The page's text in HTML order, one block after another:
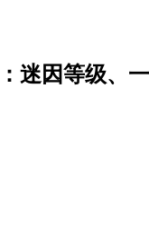
迷因等级、